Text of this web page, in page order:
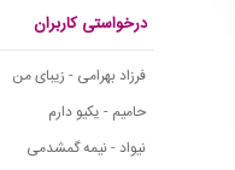
درخواستی کاربران
فرزاد بهرامی - زیبای من
حامیم - یکیو دارم
نیواد - نیمه گمشدمی